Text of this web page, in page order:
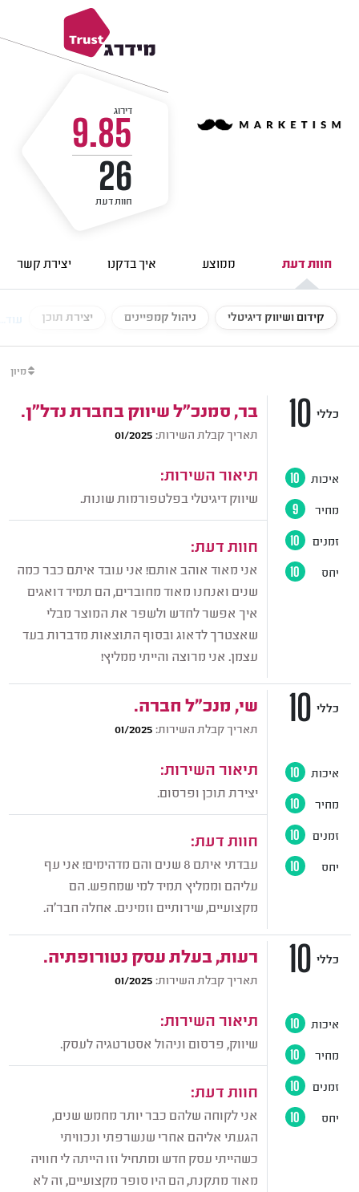
דירוג
9.85
26
חוות דעת
חוות דעת ממוצע איך בדקנו יצירת קשר
קידום ושיווק דיגיטלי ניהול קמפיינים יצירת תוכן
מיון
בר, סמנכ"ל שיווק בחברת נדל"ן.
תאריך קבלת השירות: 01/2025
תיאור השירות:
שיווק דיגיטלי בפלטפורמות שונות.
חוות דעת:
אני מאוד אוהב אותם! אני עובד איתם כבר כמה
שנים ואנחנו מאוד מחוברים, הם תמיד דואגים
איך אפשר לחדש ולשפר את המוצר מבלי
שאצטרך לדאוג ובסוף התוצאות מדברות בעד
עצמן. אני מרוצה והייתי ממליץ!
10 כללי
איכות 10
מחיר 9
זמנים 10
יחס 10
שי, מנכ"ל חברה.
תאריך קבלת השירות: 01/2025
תיאור השירות:
יצירת תוכן ופרסום.
חוות דעת:
עבדתי איתם 8 שנים והם מדהימים! אני עף
עליהם וממליץ תמיד למי שמחפש. הם
מקצועיים, שירותיים וזמינים. אחלה חבר'ה.
10 כללי
איכות 10
מחיר 10
זמנים 10
יחס 10
רעות, בעלת עסק נטורופתיה.
תאריך קבלת השירות: 01/2025
תיאור השירות:
שיווק, פרסום וניהול אסטרטגיה לעסק.
חוות דעת:
אני לקוחה שלהם כבר יותר מחמש שנים,
הגעתי אליהם אחרי שנשרפתי ונכוויתי
כשהייתי עסק חדש ומתחיל וזו הייתה לי חוויה
מאוד מתקנת, הם היו סופר מקצועיים, זה לא
10 כללי
איכות 10
מחיר 10
זמנים 10
יחס 10